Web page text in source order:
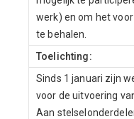
werk) en om het
te behalen.
Toelichting:
Sinds 1 januari zijn
voor de uitvoering
Aan